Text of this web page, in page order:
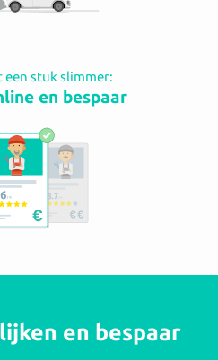
een stuk slimmer:
en bespaar
en bespaar